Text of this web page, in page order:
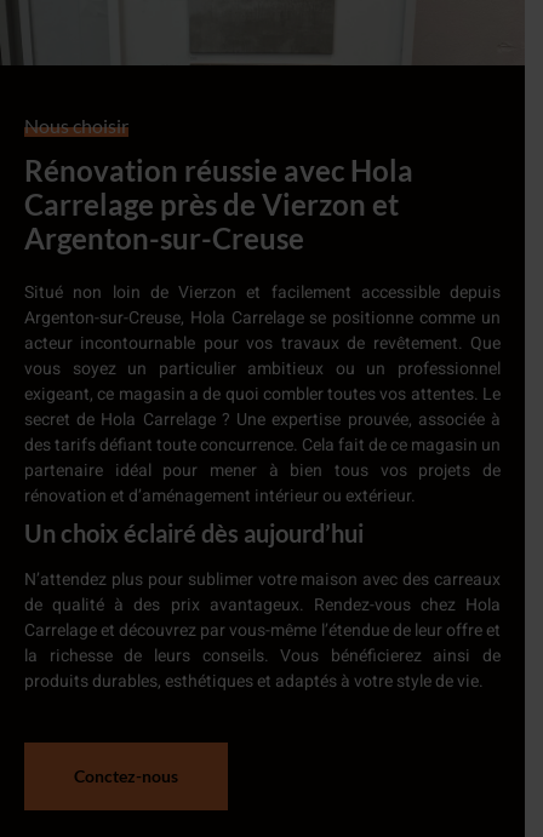
Nous choisir
Rénovation réussie avec Hola
Carrelage près de Vierzon et
Argenton-sur-Creuse
Situé non loin de Vierzon et facilement accessible depuis
Argenton-sur-Creuse, Hola Carrelage se positionne comme un
acteur incontournable pour vos travaux de revêtement. Que
vous soyez un particulier ambitieux ou un professionnel
exigeant, ce magasin a de quoi combler toutes vos attentes. Le
secret de Hola Carrelage ? Une expertise prouvée, associée à
des tarifs défiant toute concurrence. Cela fait de ce magasin un
partenaire idéal pour mener à bien tous vos projets de
rénovation et d’aménagement intérieur ou extérieur.
Un choix éclairé dès aujourd’hui
N’attendez plus pour sublimer votre maison avec des carreaux
de qualité à des prix avantageux. Rendez-vous chez Hola
Carrelage et découvrez par vous-même l’étendue de leur offre et
la richesse de leurs conseils. Vous bénéficierez ainsi de
produits durables, esthétiques et adaptés à votre style de vie.
Conctez-nous